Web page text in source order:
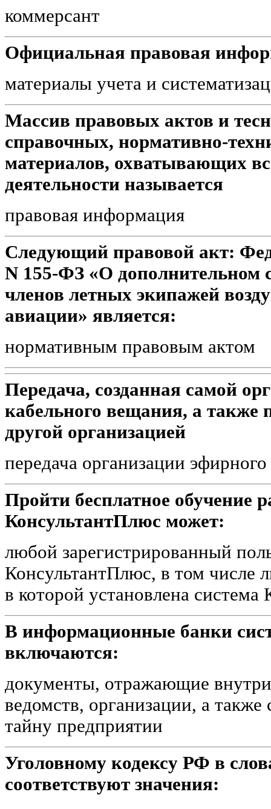
коммерсант
Официальная правовая
материалы учета и
Массив правовых актов и
справочных, нормативно-
материалов, охватывающих
деятельности называется
правовая информация
Следующий правовой акт:
N 155-ФЗ «О дополнительном
членов летных экипажей
авиации» является:
нормативным правовым актом
Передача, созданная самой
кабельного вещания, а также
другой организацией
передача организации
Пройти бесплатное обучение
КонсультантПлюс может:
любой зарегистрированный
КонсультантПлюс, в том числе
в которой установлена
В информационные банки
включаются:
документы, отражающие
ведомств, организации, а
тайну предприятии
Уголовному кодексу РФ в
соответствуют значения: